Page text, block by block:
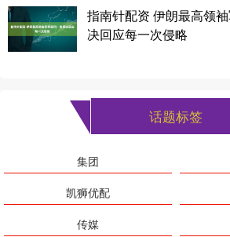
指南针配资 伊朗最高领
决回应每一次侵略
话题标签
集团
凯狮优配
传媒